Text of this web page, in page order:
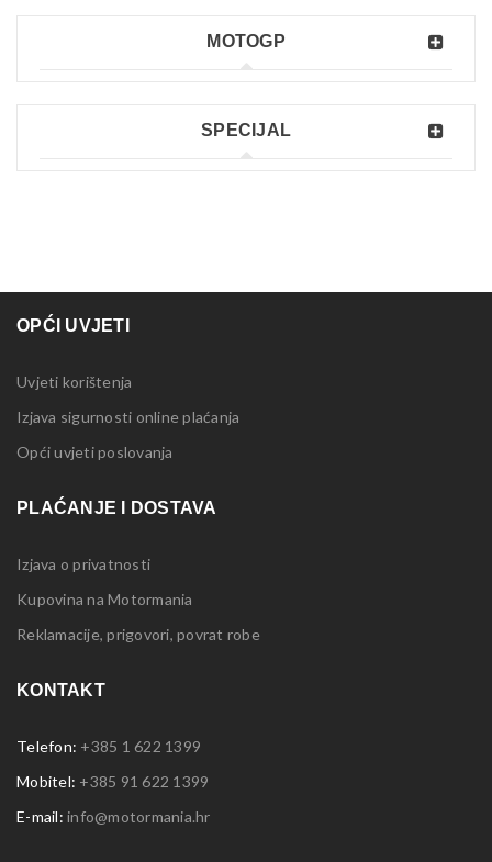
MOTOGP
SPECIJAL
OPĆI UVJETI
Uvjeti korištenja
Izjava sigurnosti online plaćanja
Opći uvjeti poslovanja
PLAĆANJE I DOSTAVA
Izjava o privatnosti
Kupovina na Motormania
Reklamacije, prigovori, povrat robe
KONTAKT
Telefon: +385 1 622 1399
Mobitel: +385 91 622 1399
E-mail: info@motormania.hr